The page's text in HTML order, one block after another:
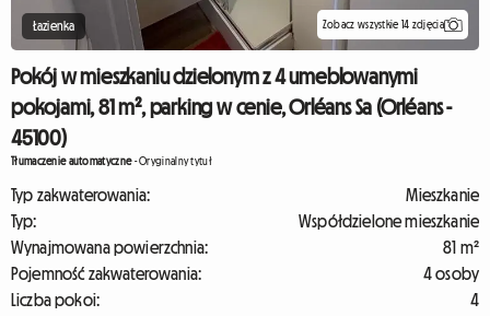
Łazienka Zobacz wszystkie 14 zdjęcia
Pokój w mieszkaniu dzielonym z 4 umeblowanymi
pokojami, 81 m², parking w cenie, Orléans Sa (Orléans -
45100)
Tłumaczenie automatyczne-Oryginalny tytuł
Typ zakwaterowania:
Mieszkanie
Typ:
Współdzielone mieszkanie
Wynajmowana powierzchnia:
81 m²
Pojemność zakwaterowania:
4 osoby
Liczba pokoi:
4